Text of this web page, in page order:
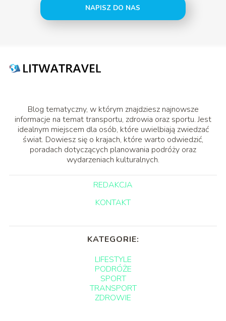
NAPISZ DO NAS
Blog tematyczny, w którym znajdziesz najnowsze
informacje na temat transportu, zdrowia oraz sportu. Jest
idealnym miejscem dla osób, które uwielbiają zwiedzać
świat. Dowiesz się o krajach, które warto odwiedzić,
poradach dotyczących planowania podróży oraz
wydarzeniach kulturalnych.
REDAKCJA
KONTAKT
KATEGORIE:
LIFESTYLE
PODRÓŻE
SPORT
TRANSPORT
ZDROWIE